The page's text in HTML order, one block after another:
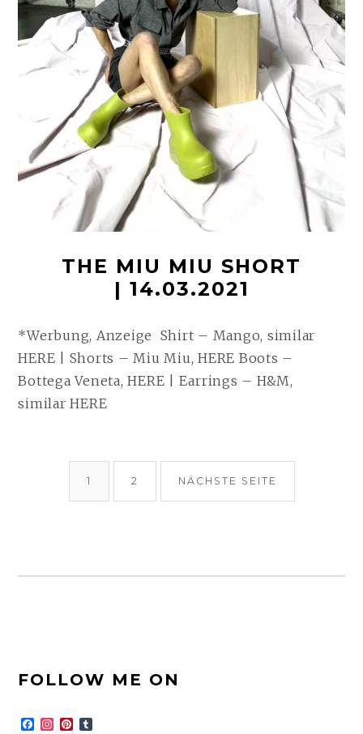
THE MIU MIU SHORT
| 14.03.2021
*Werbung, Anzeige Shirt – Mango, similar
HERE | Shorts – Miu Miu, HERE Boots –
Bottega Veneta, HERE | Earrings – H&M,
similar HERE
BEITRAGSNAVIGATION
SEITE
1 SEITE
2 NÄCHSTE SEITE
FOOTER-
FOLLOW ME ON
F
P